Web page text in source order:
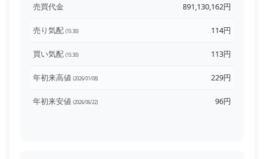
売買代金 891,130,162円
売り気配 (15:30) 114円
買い気配 (15:30) 113円
年初来高値 (2026/01/08) 229円
年初来安値 (2026/06/22) 96円